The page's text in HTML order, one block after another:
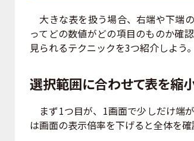
大きな表を扱う場合、右端や下端
ってどの数値がどの項目のものか確
見られるテクニックを3つ紹介しよう。
選択範囲に合わせて表を縮
まず1つ目が、1画面で少しだけ端
は画面の表示倍率を下げると全体を確